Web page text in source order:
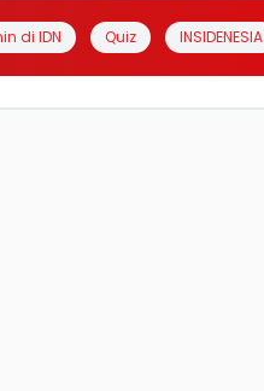
di IDN Quiz INSIDENESIA